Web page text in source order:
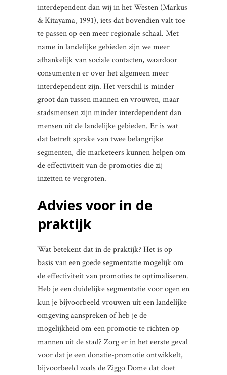
interdependent dan wij in het Westen (Markus
& Kitayama, 1991), iets dat bovendien valt toe
te passen op een meer regionale schaal. Met
name in landelijke gebieden zijn we meer
afhankelijk van sociale contacten, waardoor
consumenten er over het algemeen meer
interdependent zijn. Het verschil is minder
groot dan tussen mannen en vrouwen, maar
stadsmensen zijn minder interdependent dan
mensen uit de landelijke gebieden. Er is wat
dat betreft sprake van twee belangrijke
segmenten, die marketeers kunnen helpen om
de effectiviteit van de promoties die zij
inzetten te vergroten.
Advies voor in de
praktijk
Wat betekent dat in de praktijk? Het is op
basis van een goede segmentatie mogelijk om
de effectiviteit van promoties te optimaliseren.
Heb je een duidelijke segmentatie voor ogen en
kun je bijvoorbeeld vrouwen uit een landelijke
omgeving aanspreken of heb je de
mogelijkheid om een promotie te richten op
mannen uit de stad? Zorg er in het eerste geval
voor dat je een donatie-promotie ontwikkelt,
bijvoorbeeld zoals de Ziggo Dome dat doet